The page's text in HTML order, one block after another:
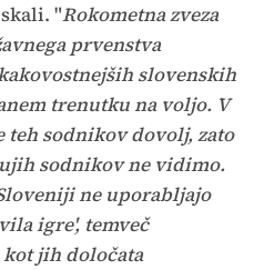
"Rokometna zveza
prvenstva
slovenskih
trenutku na voljo. V
teh sodnikov dovolj, zato
sodnikov ne vidimo.
ne uporabljajo
igre', temveč
jih določata